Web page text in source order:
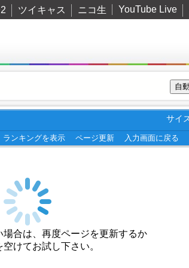
ツイキャス ニコ生 YouTube Live
サイ
ランキングを表示 ページ更新 入力画面に戻る
合は、再度ページを更新するか
けてお試し下さい。